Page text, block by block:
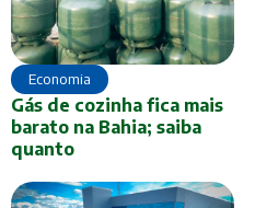
Economia
Gás de cozinha fica mais
barato na Bahia; saiba
quanto